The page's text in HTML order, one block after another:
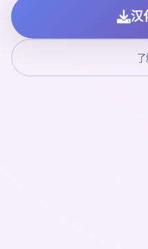
汉